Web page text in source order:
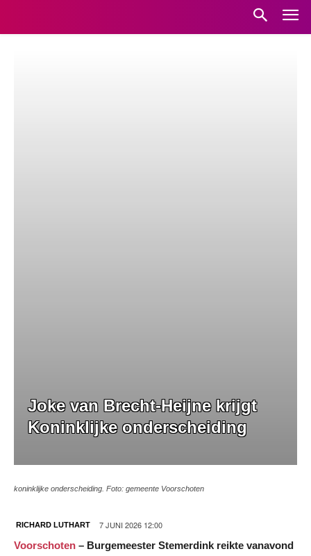
Joke van Brecht-Heijne krijgt
Koninklijke onderscheiding
koninklijke onderscheiding. Foto: gemeente Voorschoten
RICHARD LUTHART 7 JUNI 2026 12:00
Voorschoten – Burgemeester Stemerdink reikte vanavond